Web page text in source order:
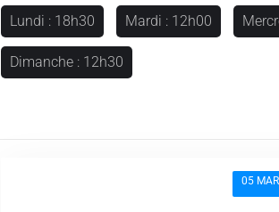
Lundi : 18h30 Mardi : 12h00
Dimanche : 12h30
05